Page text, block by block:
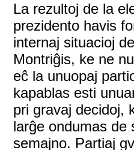
La rezultoj de la
prezidento havis
internaj situacioj
Montriĝis, ke ne
eĉ la unuopaj
kapablas esti
pri gravaj decidoj,
larĝe ondumas de
semajno. Partiaj